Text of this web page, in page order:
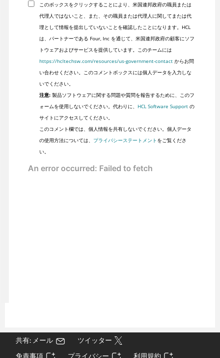
このボックスをクリックすることにより、米国連邦政府の職員または
代理人ではないこと、また、その職員または代理人に関してまたは代
理として情報を提出していないことを確認したことになります。HCL
は、パートナーである Four, Inc を通じて、米国連邦政府の顧客にソフ
トウェアおよびサービスを提供しています。このチームには
https://hcltechsw.com/resources/us-government-contactからお問
い合わせください。このコメントボックスには個人データを入力しな
いでください。
注意:製品ソフトウェアに関する問題や質問を報告するために、このフ
ォームを使用しないでください。代わりに、 HCL Software Supportの
サイトにアクセスしてください。
このコメント欄では、個人情報を共有しないでください。個人データ
の使用方法については、 プライバシーステートメント をご覧くださ
い。
共有: メール
ツイッター
免責事項
プライバシー 利用規約